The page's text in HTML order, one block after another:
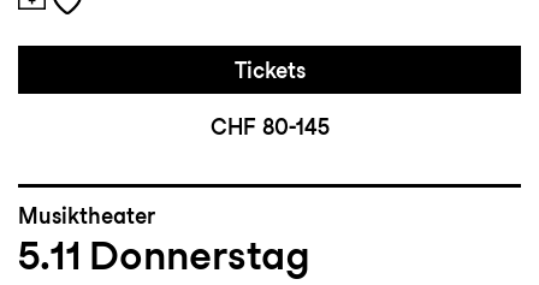
Tickets
CHF 80-145
Musiktheater
5.11 Donnerstag